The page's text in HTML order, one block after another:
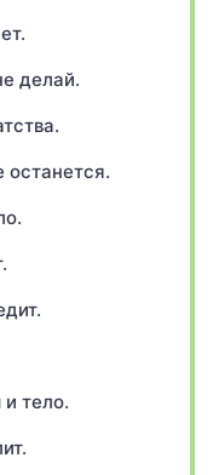
делай.
останется.
тело.